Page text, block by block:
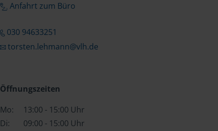
Anfahrt zum Büro
030 94633251
torsten.lehmann@vlh.de
Öffnungszeiten
Mo:
13:00 - 15:00 Uhr
Di:
09:00 - 15:00 Uhr